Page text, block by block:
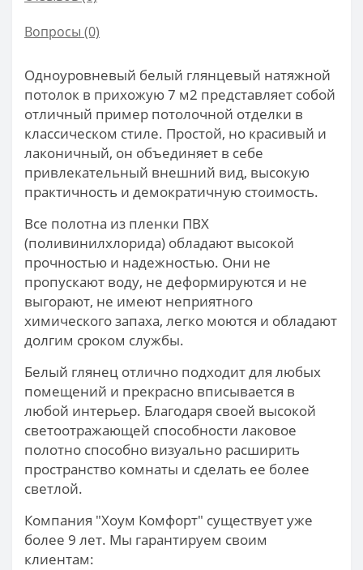
Вопросы (0)
Одноуровневый белый глянцевый натяжной
потолок в прихожую 7 м2 представляет собой
отличный пример потолочной отделки в
классическом стиле. Простой, но красивый и
лаконичный, он объединяет в себе
привлекательный внешний вид, высокую
практичность и демократичную стоимость.
Все полотна из пленки ПВХ
(поливинилхлорида) обладают высокой
прочностью и надежностью. Они не
пропускают воду, не деформируются и не
выгорают, не имеют неприятного
химического запаха, легко моются и обладают
долгим сроком службы.
Белый глянец отлично подходит для любых
помещений и прекрасно вписывается в
любой интерьер. Благодаря своей высокой
светоотражающей способности лаковое
полотно способно визуально расширить
пространство комнаты и сделать ее более
светлой.
Компания "Хоум Комфорт" существует уже
более 9 лет. Мы гарантируем своим
клиентам: